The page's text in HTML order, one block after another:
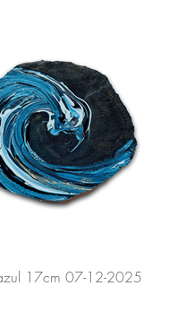
17cm 07-12-2025